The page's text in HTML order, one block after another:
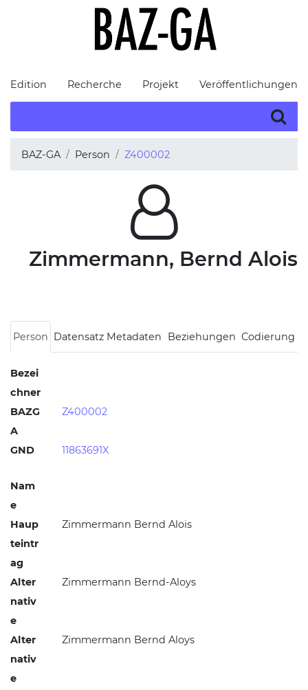
Edition Recherche Projekt Veröffentlichungen
BAZ-GA Person Z400002
Zimmermann, Bernd Alois
Person Datensatz Metadaten Beziehungen Codierung
Bezei
chner
BAZG
A
Z400002
GND 11863691X
Nam
e
Haup
teintr
ag
Zimmermann Bernd Alois
Alter
nativ
e
Zimmermann Bernd-Aloys
Alter
nativ
e
Zimmermann Bernd Aloys